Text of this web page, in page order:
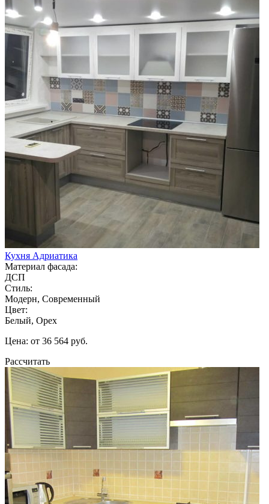
Кухня Адриатика
Материал фасада:
ДСП
Стиль:
Модерн, Современный
Цвет:
Белый, Орех
Цена: от 36 564 руб.
Рассчитать